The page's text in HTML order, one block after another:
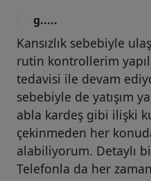
g.....
Kansızlık sebebiyle
rutin kontrollerim
tedavisi ile devam
sebebiyle de yatışım
abla kardeş gibi ilişki
çekinmeden her
alabiliyorum. Detaylı
Telefonla da her